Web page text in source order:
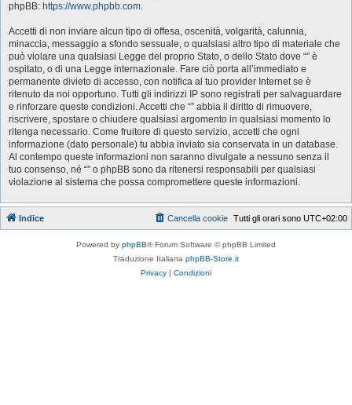
phpBB: https://www.phpbb.com.
Accetti di non inviare alcun tipo di offesa, oscenità, volgarità, calunnia,
minaccia, messaggio a sfondo sessuale, o qualsiasi altro tipo di materiale che
può violare una qualsiasi Legge del proprio Stato, o dello Stato dove “” è
ospitato, o di una Legge internazionale. Fare ciò porta all’immediato e
permanente divieto di accesso, con notifica al tuo provider Internet se è
ritenuto da noi opportuno. Tutti gli indirizzi IP sono registrati per salvaguardare
e rinforzare queste condizioni. Accetti che “” abbia il diritto di rimuovere,
riscrivere, spostare o chiudere qualsiasi argomento in qualsiasi momento lo
ritenga necessario. Come fruitore di questo servizio, accetti che ogni
informazione (dato personale) tu abbia inviato sia conservata in un database.
Al contempo queste informazioni non saranno divulgate a nessuno senza il
tuo consenso, né “” o phpBB sono da ritenersi responsabili per qualsiasi
violazione al sistema che possa compromettere queste informazioni.
Indice Tutti gli orari sono UTC+02:00
Cancella cookie
Powered by phpBB® Forum Software © phpBB Limited
Traduzione Italiana phpBB-Store.it
Privacy | Condizioni